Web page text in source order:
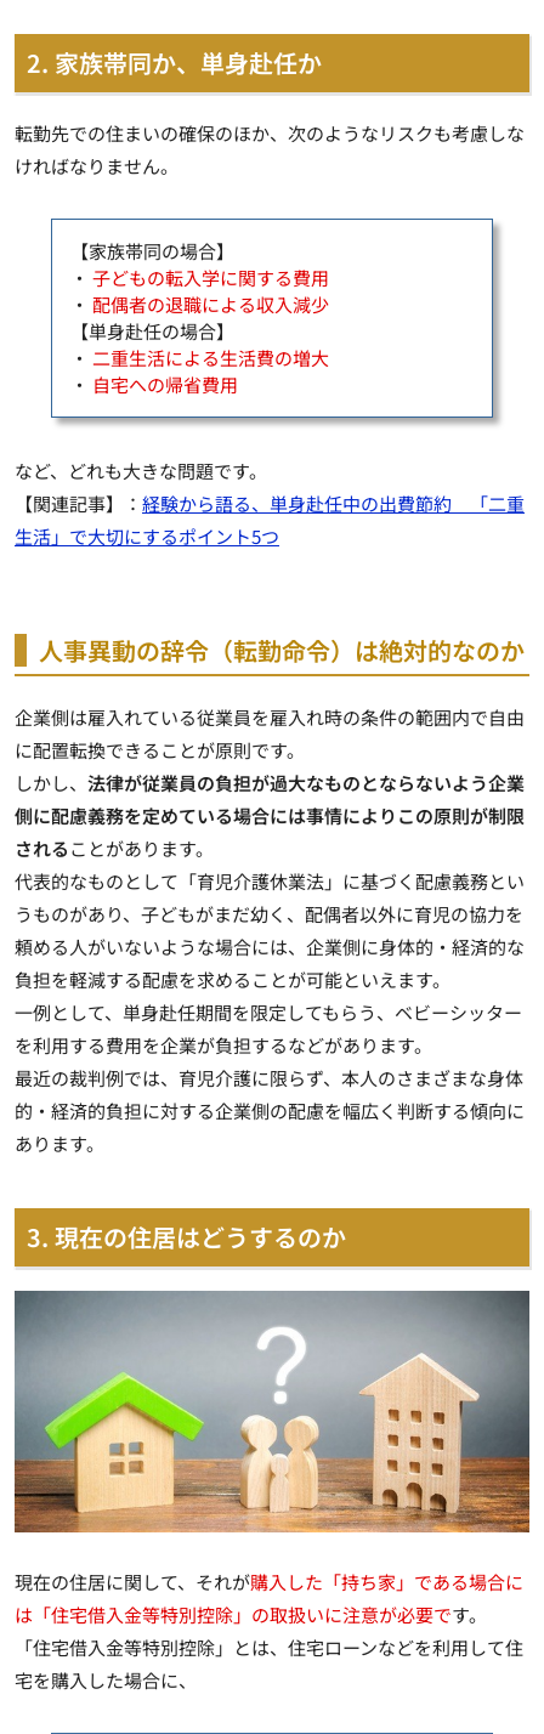
2. 家族帯同か、単身赴任か
転勤先での住まいの確保のほか、次のようなリスクも考慮しな
ければなりません。
【家族帯同の場合】
・ 子どもの転入学に関する費用
・ 配偶者の退職による収入減少
【単身赴任の場合】
・ 二重生活による生活費の増大
・ 自宅への帰省費用
など、どれも大きな問題です。
【関連記事】： 経験から語る、単身赴任中の出費節約 「二重
生活」で大切にするポイント5つ
人事異動の辞令（転勤命令）は絶対的なのか
企業側は雇入れている従業員を雇入れ時の条件の範囲内で自由
に配置転換できることが原則です。
しかし、 法律が従業員の負担が過大なものとならないよう企業
側に配慮義務を定めている場合には事情によりこの原則が制限
されることがあります。
代表的なものとして「育児介護休業法」に基づく配慮義務とい
うものがあり、子どもがまだ幼く、配偶者以外に育児の協力を
頼める人がいないような場合には、企業側に身体的・経済的な
負担を軽減する配慮を求めることが可能といえます。
一例として、単身赴任期間を限定してもらう、ベビーシッター
を利用する費用を企業が負担するなどがあります。
最近の裁判例では、育児介護に限らず、 本人のさまざまな身体
的・経済的負担に対する企業側の配慮を幅広く判断する傾向に
あります。
3. 現在の住居はどうするのか
現在の住居に関して、それが購入した「持ち家」である場合に
は「住宅借入金等特別控除」の取扱いに注意が必要です。
「住宅借入金等特別控除」とは、住宅ローンなどを利用して住
宅を購入した場合に、